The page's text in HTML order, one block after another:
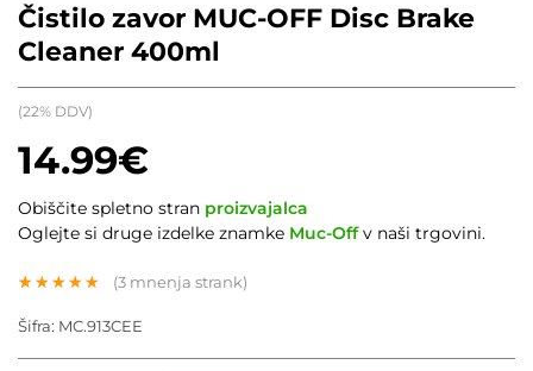
Čistilo zavor MUC-OFF Disc Brake
Cleaner 400ml
5.00od 5
ocene
(3 mnenja strank)
14.99€
(22% DDV)
Obiščite spletno stran proizvajalca
Oglejte si druge izdelke znamke Muc-Offv naši trgovini.
Šifra: MC.913CEE